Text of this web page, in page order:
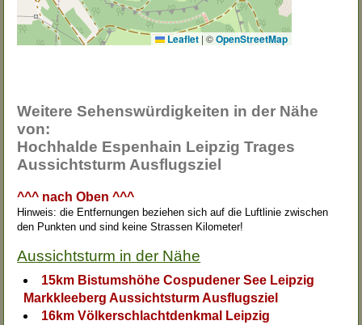
Leaflet | ©OpenStreetMap
Weitere Sehenswürdigkeiten in der Nähe
von:
Hochhalde Espenhain Leipzig Trages
Aussichtsturm Ausflugsziel
^^^ nach Oben ^^^
Hinweis: die Entfernungen beziehen sich auf die Luftlinie zwischen
den Punkten und sind keine Strassen Kilometer!
Aussichtsturm in der Nähe
15km Bistumshöhe Cospudener See Leipzig
Markkleeberg Aussichtsturm Ausflugsziel
16km Völkerschlachtdenkmal Leipzig